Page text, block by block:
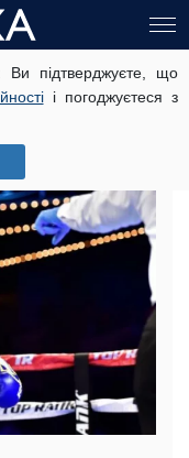
Ви підтверджуєте, що
і погоджуєтеся з
від